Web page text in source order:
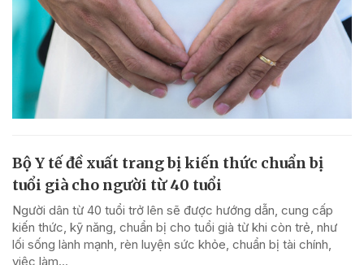
Bộ Y tế đề xuất trang bị kiến thức chuẩn bị
tuổi già cho người từ 40 tuổi
Người dân từ 40 tuổi trở lên sẽ được hướng dẫn, cung cấp
kiến thức, kỹ năng, chuẩn bị cho tuổi già từ khi còn trẻ, như
lối sống lành mạnh, rèn luyện sức khỏe, chuẩn bị tài chính,
việc làm...